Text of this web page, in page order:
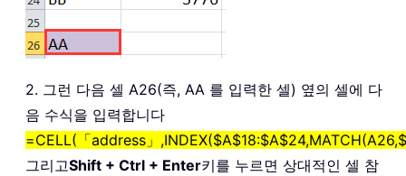
2. 그런 다음 셀 A26(즉, AA 를 입력한 셀) 옆의 셀에 다
음 수식을 입력합니다
=CELL(「address」
그리고Shift + Ctrl + Enter키를 누르면 상대적인 셀 참